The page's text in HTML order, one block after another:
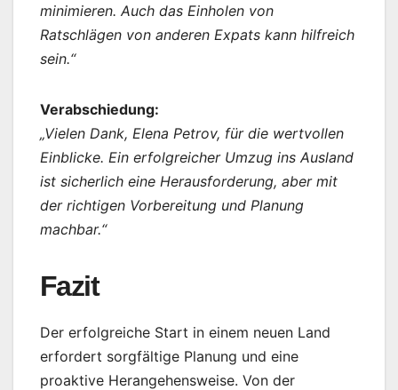
minimieren. Auch das Einholen von
Ratschlägen von anderen Expats kann hilfreich
sein.“
Verabschiedung:
„Vielen Dank, Elena Petrov, für die wertvollen
Einblicke. Ein erfolgreicher Umzug ins Ausland
ist sicherlich eine Herausforderung, aber mit
der richtigen Vorbereitung und Planung
machbar.“
Fazit
Der erfolgreiche Start in einem neuen Land
erfordert sorgfältige Planung und eine
proaktive Herangehensweise. Von der